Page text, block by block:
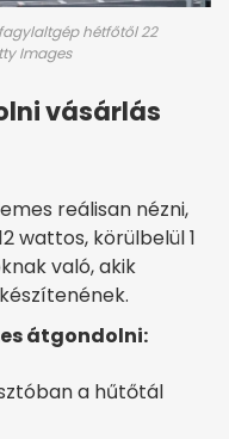
hétfőtől 22
Images
vásárlás
reálisan nézni,
wattos, körülbelül 1
való, akik
átgondolni:
a hűtőtál